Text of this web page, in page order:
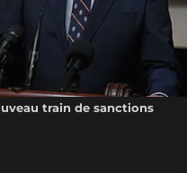
train de sanctions